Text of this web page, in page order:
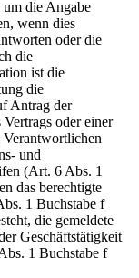
die Angabe
wenn dies
oder die
die
ist die
die
Antrag der
oder einer
und
(Art. 6 Abs. 1
das berechtigte
1 Buchstabe f
die gemeldete
Geschäftstätigkeit
1 Buchstabe f